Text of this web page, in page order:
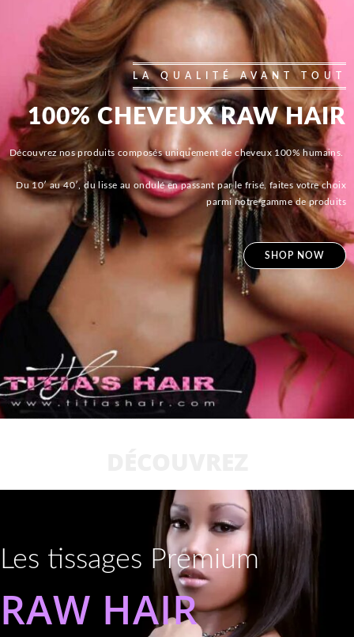
LA QUALITÉ AVANT TOUT
100% CHEVEUX RAW HAIR
Découvrez nos produits composés uniquement de cheveux 100% humains.
Du 10′ au 40′, du lisse au ondulé en passant par le frisé, faites votre choix
parmi notre gamme de produits
SHOP NOW
Les tissages Premium
RAW HAIR